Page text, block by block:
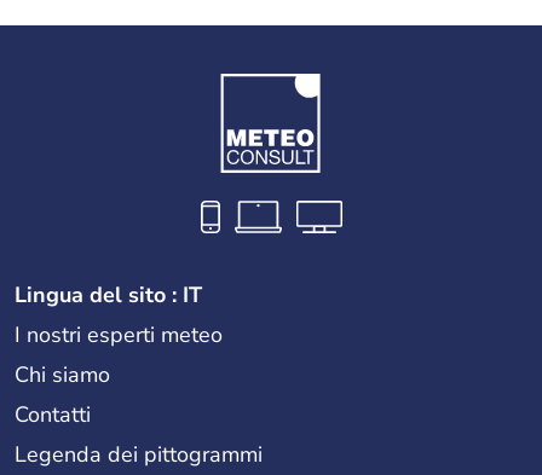
Lingua del sito : IT
I nostri esperti meteo
Chi siamo
Contatti
Legenda dei pittogrammi